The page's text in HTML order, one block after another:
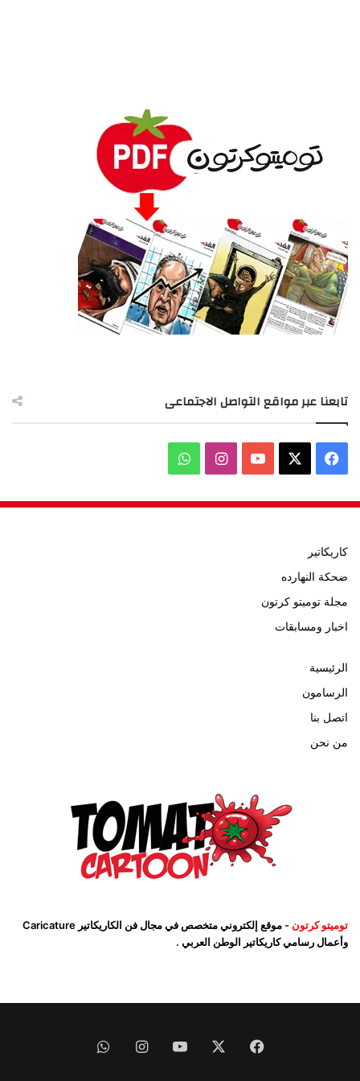
تابعنا عبر مواقع التواصل الاجتماعى
فيسبوك ‫YouTubeانستقرامواتساب
كاريكاتير
ضحكة النهارده
مجلة توميتو كرتون
اخبار ومسابقات
الرئيسية
الرسامون
اتصل بنا
من نحن
توميتو كرتون
- موقع إلكتروني متخصص في مجال فن الكاريكاتير Caricature
وأعمال رسامي كاريكاتير الوطن العربي .
فيسبوك ‫YouTubeانستقرامواتساب